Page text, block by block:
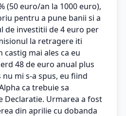
(50 euro/an la 1000 euro),
pentru a pune banii si a
de investitii de 4 euro per
la retragere iti
castig mai ales ca eu
48 de euro anual plus
mi s-a spus, eu fiind
ca trebuie sa
Declaratie. Urmarea a fost
din aprilie cu dobanda